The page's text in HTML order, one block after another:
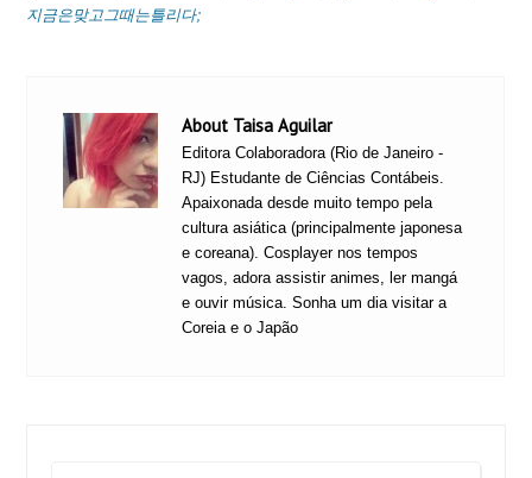
지금은맞고그때는틀리다;
About Taisa Aguilar
Editora Colaboradora (Rio de Janeiro -
RJ) Estudante de Ciências Contábeis.
Apaixonada desde muito tempo pela
cultura asiática (principalmente japonesa
e coreana). Cosplayer nos tempos
vagos, adora assistir animes, ler mangá
e ouvir música. Sonha um dia visitar a
Coreia e o Japão